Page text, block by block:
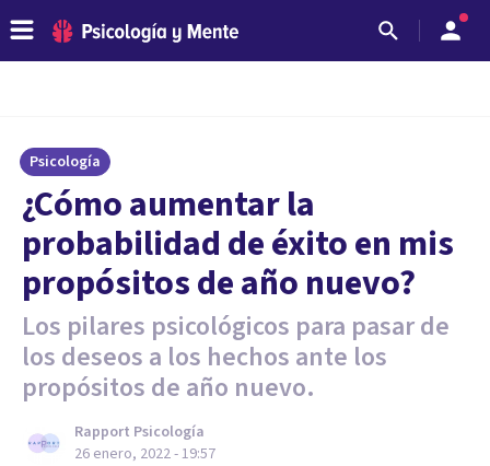
Psicología
¿Cómo aumentar la
probabilidad de éxito en mis
propósitos de año nuevo?
Los pilares psicológicos para pasar de
los deseos a los hechos ante los
propósitos de año nuevo.
Rapport Psicología
26 enero, 2022 - 19:57